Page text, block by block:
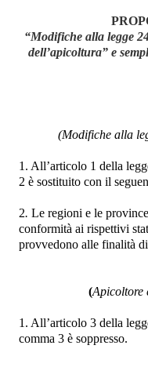
“Modifiche alla legge
dell’apicoltura” e
(Modifiche alla
1. All’articolo 1 della
2 è sostituito con il
2. Le regioni e le
conformità ai rispettivi
provvedono alle finalità
(Apicoltore
1. All’articolo 3 della
comma 3 è soppresso.